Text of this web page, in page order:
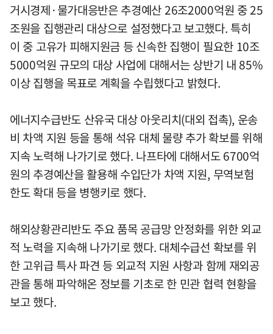
거시경제·물가대응반은 추경예산 26조2000억원 중 25
조원을 집행관리 대상으로 설정했다고 보고했다. 특히
이 중 고유가 피해지원금 등 신속한 집행이 필요한 10조
5000억원 규모의 대상 사업에 대해서는 상반기 내 85%
이상 집행을 목표로 계획을 수립했다고 밝혔다.
에너지수급반도 산유국 대상 아웃리치(대외 접촉), 운송
비 차액 지원 등을 통해 석유 대체 물량 추가 확보를 위해
지속 노력해 나가기로 했다. 나프타에 대해서도 6700억
원의 추경예산을 활용해 수입단가 차액 지원, 무역보험
한도 확대 등을 병행키로 했다.
해외상황관리반도 주요 품목 공급망 안정화를 위한 외교
적 노력을 지속해 나가기로 했다. 대체수급선 확보를 위
한 고위급 특사 파견 등 외교적 지원 사항과 함께 재외공
관을 통해 파악해온 정보를 기초로 한 민관 협력 현황을
보고 했다.